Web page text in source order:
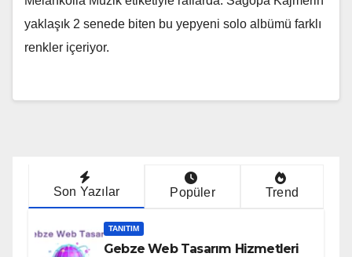
yaklaşık 2 senede biten bu yepyeni solo albümü farklı
renkler içeriyor.
Son Yazılar Popüler Trend
TANITIM
Gebze Web Tasarım Hizmetleri